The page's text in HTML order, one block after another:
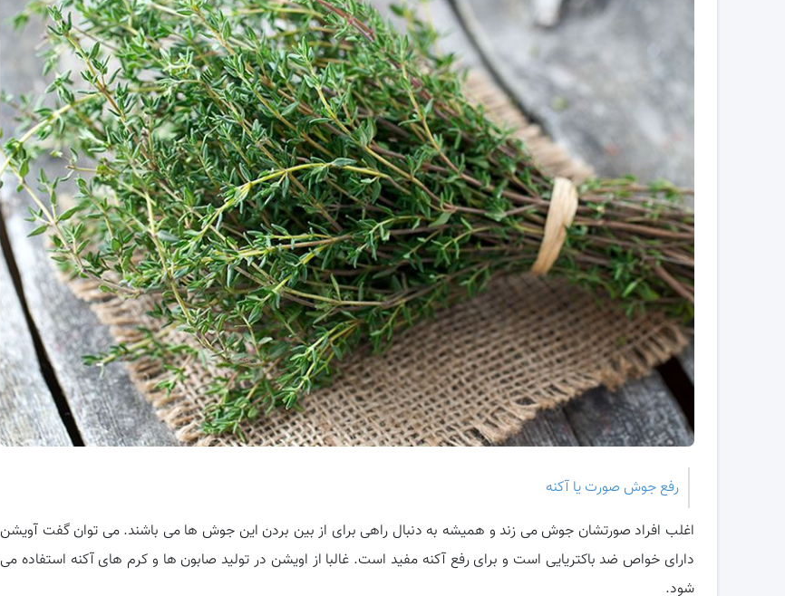
رفع جوش صورت یا آکنه
اغلب افراد صورتشان جوش می زند و همیشه به دنبال راهی برای از بین بردن این جوش ها می باشند. می توان گفت آویشن
دارای خواص ضد باکتریایی است و برای رفع آکنه مفید است. غالبا از اویشن در تولید صابون ها و کرم های آکنه استفاده می
شود.